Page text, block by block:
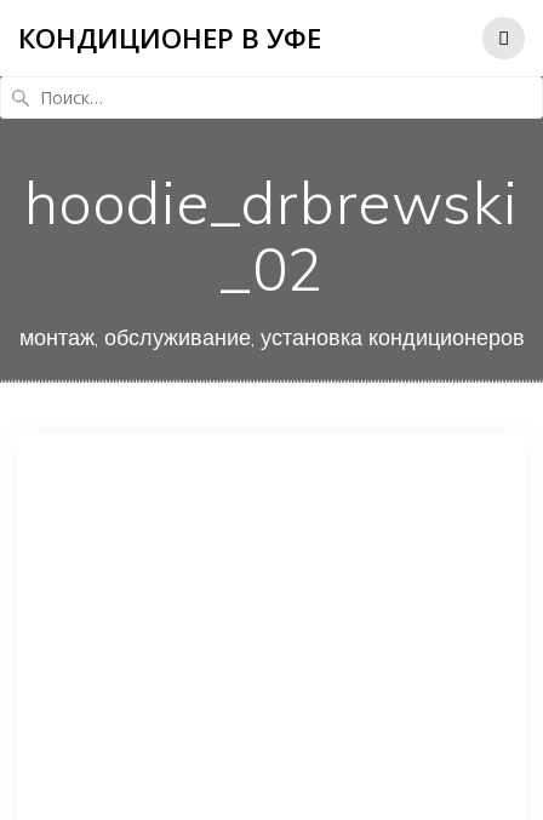
КОНДИЦИОНЕР В УФЕ
hoodie_drbrewski
_02
монтаж, обслуживание, установка кондиционеров